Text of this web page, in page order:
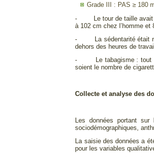
Grade III : PAS ≥ 180
- Le tour de taille avait
à 102 cm chez l’homme et
- La sédentarité était
dehors des heures de travail.
- Le tabagisme : tout
soient le nombre de
Collecte et analyse des
Les données portant
sociodémographiques,
La saisie des données a
pour les variables